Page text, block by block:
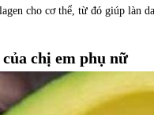
cho cơ thể, từ đó giúp làn
chị em phụ nữ